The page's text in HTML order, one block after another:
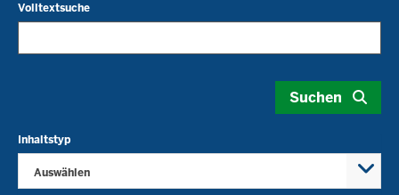
Volltextsuche
Suchen
Inhaltstyp
Auswählen